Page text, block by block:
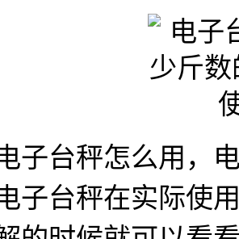
子台秤怎么用，
子台秤在实际使